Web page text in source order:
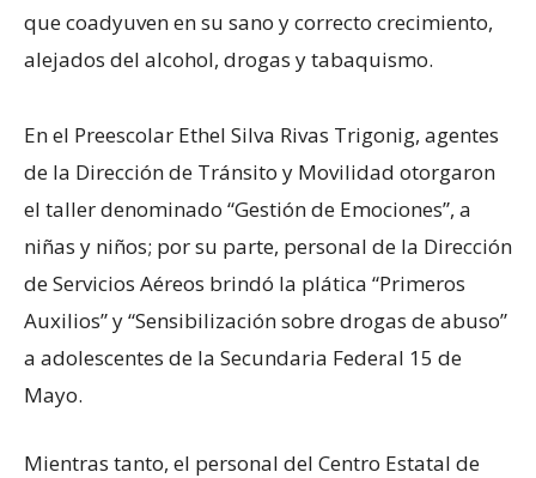
que coadyuven en su sano y correcto crecimiento,
alejados del alcohol, drogas y tabaquismo.
En el Preescolar Ethel Silva Rivas Trigonig, agentes
de la Dirección de Tránsito y Movilidad otorgaron
el taller denominado “Gestión de Emociones”, a
niñas y niños; por su parte, personal de la Dirección
de Servicios Aéreos brindó la plática “Primeros
Auxilios” y “Sensibilización sobre drogas de abuso”
a adolescentes de la Secundaria Federal 15 de
Mayo.
Mientras tanto, el personal del Centro Estatal de